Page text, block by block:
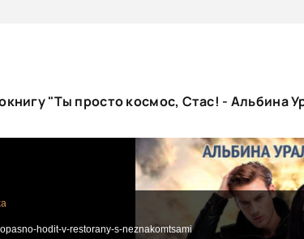
"Ты просто космос, Стас! - Альбина
hodit-v-restorany-s-neznakomtsami